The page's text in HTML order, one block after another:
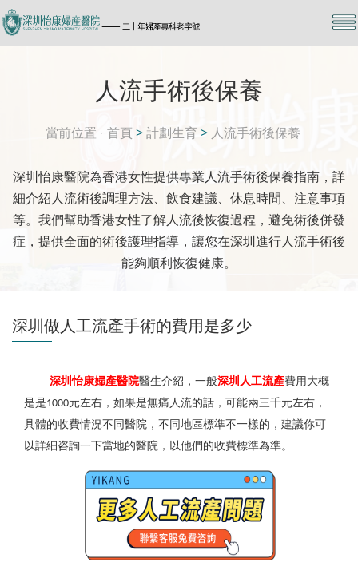
人流手術後保養
當前位置 首頁 >計劃生育> 人流手術後保養
深圳怡康醫院為香港女性提供專業人流手術後保養指南，詳
細介紹人流術後調理方法、飲食建議、休息時間、注意事項
等。我們幫助香港女性了解人流後恢復過程，避免術後併發
症，提供全面的術後護理指導，讓您在深圳進行人流手術後
能夠順利恢復健康。
深圳做人工流產手術的費用是多少
深圳怡康婦產醫院醫生介紹，一般深圳人工流產費用大概
是是1000元左右，如果是無痛人流的話，可能兩三千元左右，
具體的收費情況不同醫院，不同地區標準不一樣的，建議你可
以詳細咨詢一下當地的醫院，以他們的收費標準為準。